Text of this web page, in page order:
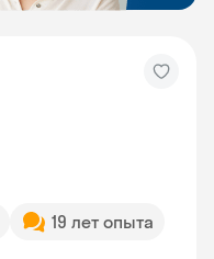
19 лет опыта